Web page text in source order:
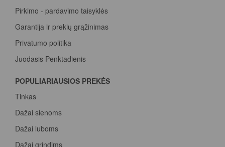
Pirkimo - pardavimo taisyklės
Garantija ir prekių grąžinimas
Privatumo politika
Juodasis Penktadienis
POPULIARIAUSIOS PREKĖS
Tinkas
Dažai sienoms
Dažai luboms
Dažai grindims